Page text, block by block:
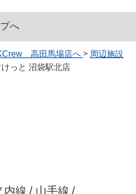
へ
高田馬場店へ > 周辺施設
けっと 沼袋駅北店
内線 / 山手線 /